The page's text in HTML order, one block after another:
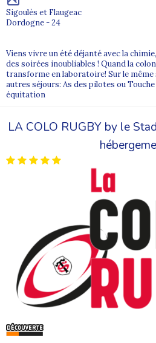
Sigoulès et Flaugeac
Dordogne - 24
Viens vivre un été déjanté avec la
des soirées inoubliables ! Quand la
transforme en laboratoire! Sur le
autres séjours: As des pilotes ou
équitation
LA COLO RUGBY by le